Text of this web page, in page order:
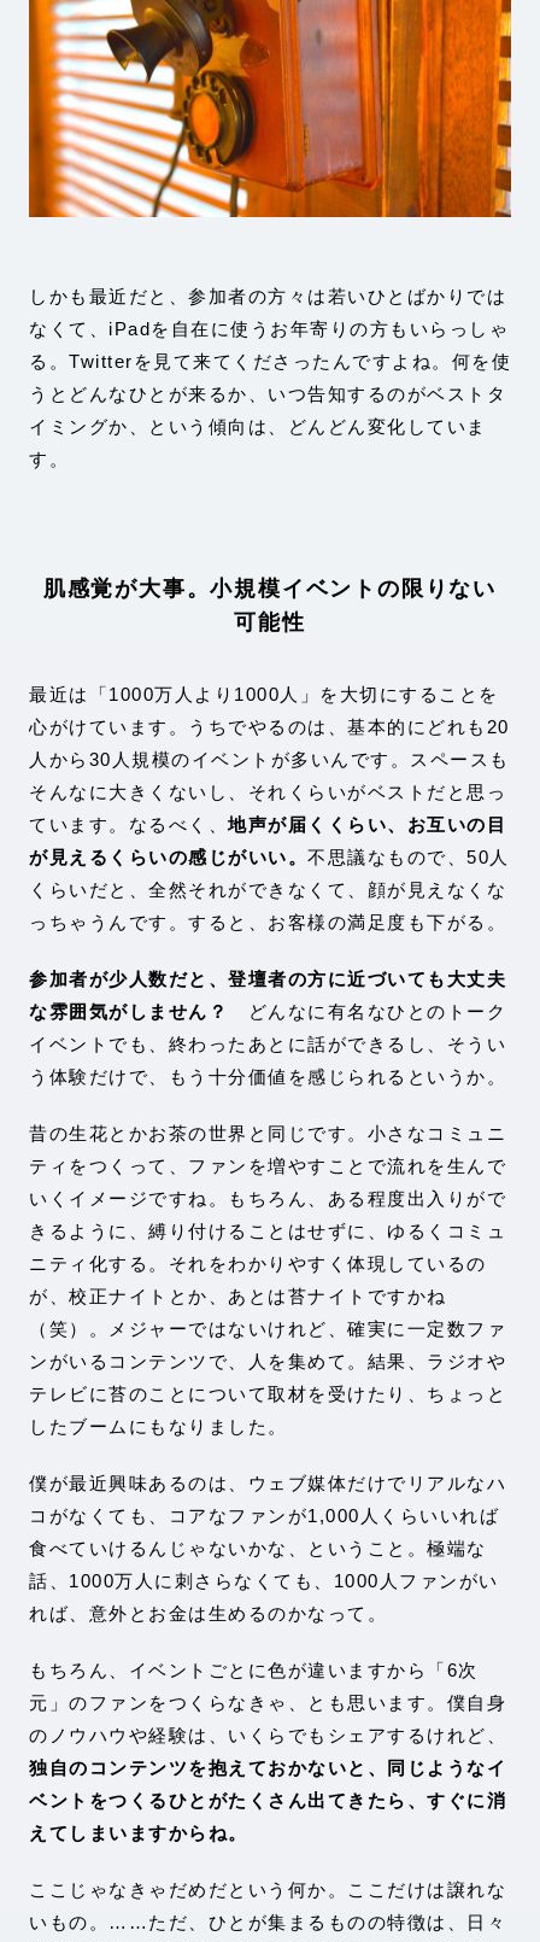
しかも最近だと、参加者の方々は若いひとばかりでは
なくて、iPadを自在に使うお年寄りの方もいらっしゃ
る。Twitterを見て来てくださったんですよね。何を使
うとどんなひとが来るか、いつ告知するのがベストタ
イミングか、という傾向は、どんどん変化していま
す。
肌感覚が大事。小規模イベントの限りない
可能性
最近は「1000万人より1000人」を大切にすることを
心がけています。うちでやるのは、基本的にどれも20
人から30人規模のイベントが多いんです。スペースも
そんなに大きくないし、それくらいがベストだと思っ
ています。なるべく、地声が届くくらい、お互いの目
が見えるくらいの感じがいい。 不思議なもので、50人
くらいだと、全然それができなくて、顔が見えなくな
っちゃうんです。すると、お客様の満足度も下がる。
参加者が少人数だと、登壇者の方に近づいても大丈夫
な雰囲気がしません？
どんなに有名なひとのトーク
イベントでも、終わったあとに話ができるし、そうい
う体験だけで、もう十分価値を感じられるというか。
昔の生花とかお茶の世界と同じです。小さなコミュニ
ティをつくって、ファンを増やすことで流れを生んで
いくイメージですね。もちろん、ある程度出入りがで
きるように、縛り付けることはせずに、ゆるくコミュ
ニティ化する。それをわかりやすく体現しているの
が、校正ナイトとか、あとは苔ナイトですかね
（笑）。メジャーではないけれど、確実に一定数ファ
ンがいるコンテンツで、人を集めて。結果、ラジオや
テレビに苔のことについて取材を受けたり、ちょっと
したブームにもなりました。
僕が最近興味あるのは、ウェブ媒体だけでリアルなハ
コがなくても、コアなファンが1,000人くらいいれば
食べていけるんじゃないかな、ということ。極端な
話、1000万人に刺さらなくても、1000人ファンがい
れば、意外とお金は生めるのかなって。
もちろん、イベントごとに色が違いますから「6次
元」のファンをつくらなきゃ、とも思います。僕自身
のノウハウや経験は、いくらでもシェアするけれど、
独自のコンテンツを抱えておかないと、同じようなイ
ベントをつくるひとがたくさん出てきたら、すぐに消
えてしまいますからね。
ここじゃなきゃだめだという何か。ここだけは譲れな
いもの。……ただ、ひとが集まるものの特徴は、日々